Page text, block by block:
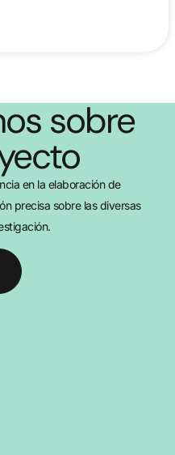
sobre
en la elaboración de
precisa sobre las diversas